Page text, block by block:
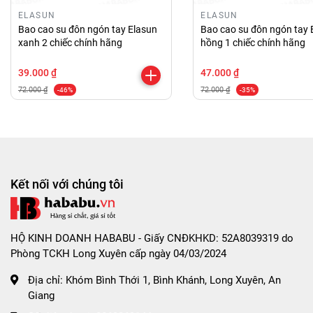
bạn có thể dùng kéo cắt phần gốc của bao để giúp
kích thước vừa vặn hơn.
- Sau khi quan hệ, vệ sinh sạch sẽ lại như bước đầu
tiên, để cho khô ráo và bỏ vào hộp bảo quản để sử
- Dùng thêm gel bôi trơn để tạo cảm giác trơn tru,
hạn chế trầy xước, đau rát khi quan hệ.
HƯỚNG DẪN BẢO QUẢN BAO CAO SU ĐÔN DÊN:
- Bảo quản sản phẩm nơi khô ráo, sạch sẽ, thoáng
mát, tránh ánh nắng trực tiếp mặt trời.
ELASUN
Bao cao su đôn ngón tay Elasun
xanh 2 chiếc chính hãng
39.000 ₫
72.000 ₫ -46%
ELASUN
Bao cao su đôn ngón tay
hồng 1 chiếc chính hãng
47.000 ₫
72.000 ₫ -35%
Kết nối với chúng tôi
HỘ KINH DOANH HABABU - Giấy CNĐKHKD: 52A8039319 do
Phòng TCKH Long Xuyên cấp ngày 04/03/2024
Địa chỉ: Khóm Bình Thới 1, Bình Khánh, Long Xuyên, An
Giang